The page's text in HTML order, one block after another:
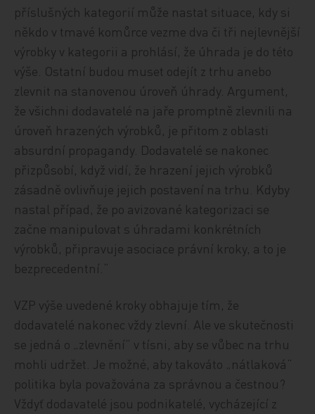
příslušných kategorií může nastat situace, kdy si
někdo v tmavé komůrce vezme dva či tři nejlevnější
výrobky v kategorii a prohlásí, že úhrada je do této
výše. Ostatní budou muset odejít z trhu anebo
zlevnit na stanovenou úroveň úhrady. Argument,
že všichni dodavatelé na jaře promptně zlevnili na
úroveň hrazených výrobků, je přitom z oblasti
absurdní propagandy. Dodavatelé se nakonec
přizpůsobí, když vidí, že hrazení jejich výrobků
zásadně ovlivňuje jejich postavení na trhu. Kdyby
nastal případ, že po avizované kategorizaci se
začne manipulovat s úhradami konkrétních
výrobků, připravuje asociace právní kroky, a to je
bezprecedentní.“
VZP výše uvedené kroky obhajuje tím, že
dodavatelé nakonec vždy zlevní. Ale ve skutečnosti
se jedná o „zlevnění“ v tísni, aby se vůbec na trhu
mohli udržet. Je možné, aby takováto „nátlaková“
politika byla považována za správnou a čestnou?
Vždyť dodavatelé jsou podnikatelé, vycházející z